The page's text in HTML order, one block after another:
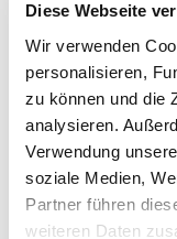
Diese Webseite
Wir verwenden
personalisieren,
zu können und die
analysieren.
Verwendung
soziale Medien,
Partner führen
weiteren Daten
Teilnahme
Die Teilnahme
Brustzentrum
Lachyoga